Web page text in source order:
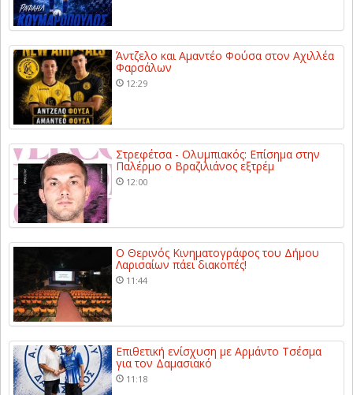
Άντζελο και Αμαντέο Φούσα στον Αχιλλέα
Φαρσάλων
12:29
Στρεφέτσα - Ολυμπιακός: Επίσημα στην
Παλέρμο ο Βραζιλιάνος εξτρέμ
12:00
Ο Θερινός Κινηματογράφος του Δήμου
Λαρισαίων πάει διακοπές!
11:44
Επιθετική ενίσχυση με Αρμάντο Τσέσμα
για τον Δαμασιακό
11:18